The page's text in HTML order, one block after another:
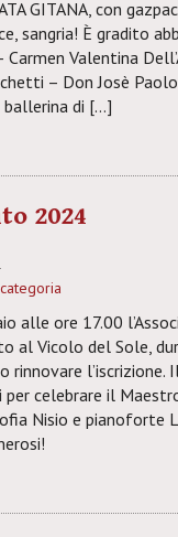
GITANA, con
sangria! È gradito
Carmen Valentina
– Don Josè
di […]
2024
alle ore 17.00
al Vicolo del Sole,
rinnovare
per celebrare il
Nisio e pianoforte